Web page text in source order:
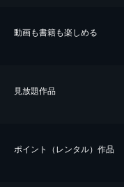
動画も書籍も楽しめる
⾒放題作品
ポイント（レンタル）作品